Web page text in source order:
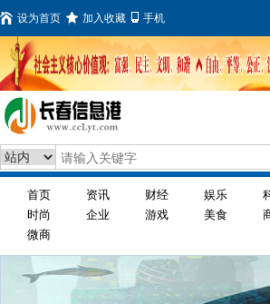
设为首页 加入收藏 手机
首页 资讯 财经 娱乐
时尚
企业 游戏 美食
微商